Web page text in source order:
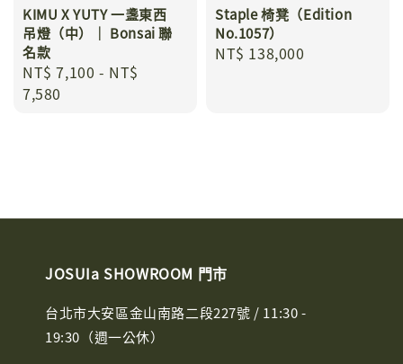
KIMU X YUTY 一盞東西
吊燈（中）｜ Bonsai 聯
名款
Regular
price
NT$ 7,100 - NT$
7,580
Staple 椅凳（Edition
No.1057）
Regular
NT$ 138,000
JOSUIa SHOWROOM 門市
台北市大安區金山南路二段227號 / 11:30 -
19:30（週一公休）